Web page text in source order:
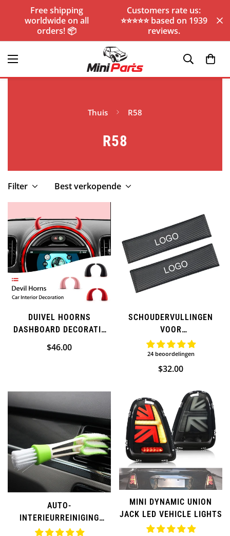
Free shipping
worldwide on all
orders! 📦
Customers rate us:
⭐️⭐️⭐️⭐️⭐️ based on 1939
reviews.
Thuis R58
R58
Filter Best verkopende
DUIVEL HOORNS
DASHBOARD DECORATIE
COOPER
Normale
$46.00
SCHOUDERVULLINGEN
VOOR
VEILIGHEIDSGORDELS IN
KOOLSTOFVEZEL VOOR
MINI COOPER
24 beoordelingen
Normale
$32.00
AUTO-
INTERIEURREINIGING
VOOR MINI COOPER
MINI DYNAMIC UNION
JACK LED VEHICLE LIGHTS